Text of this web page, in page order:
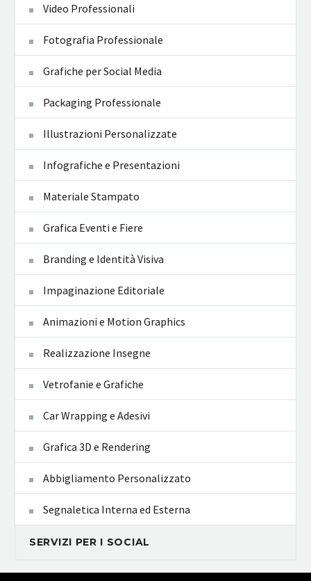
Video Professionali
Fotografia Professionale
Grafiche per Social Media
Packaging Professionale
Illustrazioni Personalizzate
Infografiche e Presentazioni
Materiale Stampato
Grafica Eventi e Fiere
Branding e Identità Visiva
Impaginazione Editoriale
Animazioni e Motion Graphics
Realizzazione Insegne
Vetrofanie e Grafiche
Car Wrapping e Adesivi
Grafica 3D e Rendering
Abbigliamento Personalizzato
Segnaletica Interna ed Esterna
SERVIZI PER I SOCIAL